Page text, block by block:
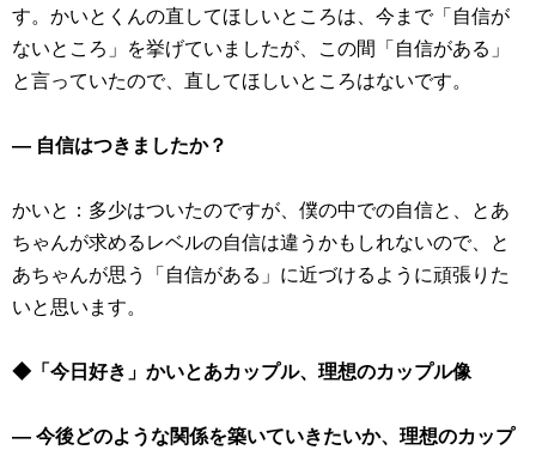
す。かいとくんの直してほしいところは、今まで「自信が
ないところ」を挙げていましたが、この間「自信がある」
と言っていたので、直してほしいところはないです。
― 自信はつきましたか？
かいと：多少はついたのですが、僕の中での自信と、とあ
ちゃんが求めるレベルの自信は違うかもしれないので、と
あちゃんが思う「自信がある」に近づけるように頑張りた
いと思います。
◆「今日好き」かいとあカップル、理想のカップル像
― 今後どのような関係を築いていきたいか、理想のカップ